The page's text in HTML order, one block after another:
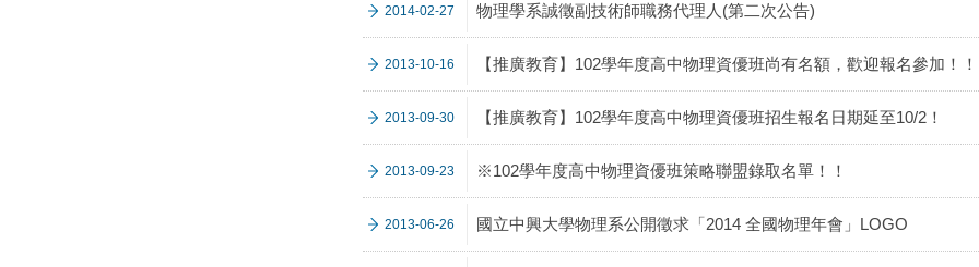
2014-02-27 物理學系誠徵副技術師職務代理人(第二次公告)
2013-10-16 【推廣教育】102學年度高中物理資優班尚有名額，歡迎報名參加！！
2013-09-30 【推廣教育】102學年度高中物理資優班招生報名日期延至10/2！
2013-09-23 ※102學年度高中物理資優班策略聯盟錄取名單！！
2013-06-26 國立中興大學物理系公開徵求「2014 全國物理年會」LOGO